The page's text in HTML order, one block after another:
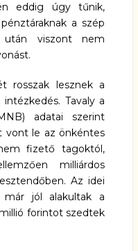
eddig úgy tűnik,
a szép
viszont nem
rosszak lesznek a
Tavaly a
adatai szerint
vont le az önkéntes
fizető tagoktól,
milliárdos
Az idei
már jól alakultak a
forintot szedtek